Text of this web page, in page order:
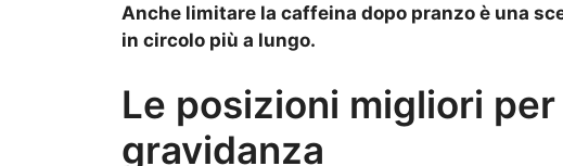
Anche limitare la caffeina dopo pranzo è una
in circolo più a lungo.
Le posizioni migliori
gravidanza